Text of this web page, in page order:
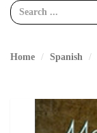
Home Spanish